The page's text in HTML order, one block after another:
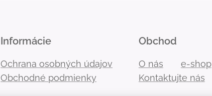
Informácie
Ochrana osobných údajov
Obchodné podmienky
Obchod
O nás
e-shop
Kontaktujte nás